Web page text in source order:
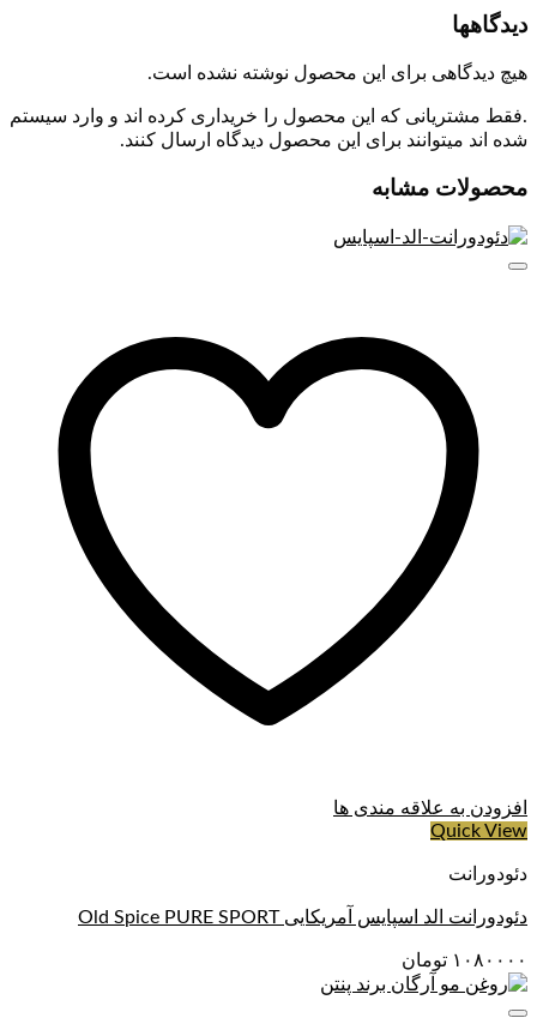
کننده قوی و ضد چروک، نرمی و لطافت را به پوست بازمی گرداند.
در چهار رنگ صورتی، بژ طبیعی، بژ روشن و بدون رنگ موجود است.
این ضد آفتاب مناسب پوست های چرب و مستعد جوش و آکنه
است که در مقابل تعریق مقاوم است همچنین دارای ساختاری
بسیار سبک است که محافظ قوی پوست در برابر تاثیرات مخرب
اشعه های مضر UVA و UVB به حساب می آید. و از آنجایکه برای
پوست های چرب و مستعد جوش و آکنه ساخته شده است لذا دارای
خاصیت ضد میکروبی و تنظیم کننده ترشح چربی پوست است.
علاوه بر این از خاصیت مات کنندگی و ضد براقی پوست برخوردار
است. جهت استفاده نیم ساعت قبل از قرار گرفتن در معرض اشعه
دیدگاهها
هیچ دیدگاهی برای این محصول نوشته نشده است.
.فقط مشتریانی که این محصول را خریداری کرده اند و وارد سیستم
شده اند میتوانند برای این محصول دیدگاه ارسال کنند.
محصولات مشابه
افزودن به علاقه مندی ها
Quick View
دئودورانت
دئودورانت الد اسپایس آمریکایی Old Spice PURE SPORT
۱۰۸۰۰۰۰ تومان